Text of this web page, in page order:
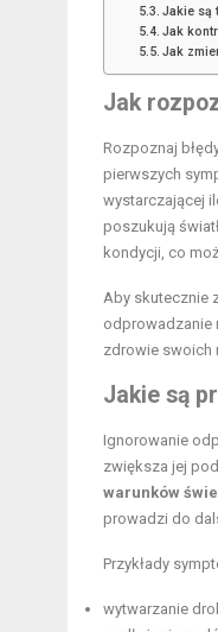
Jakie są
Jak
Jak
Jak
Rozpoznaj
pierwszych
wystarczającej
poszukują
kondycji, co
Aby skutecznie
odprowadzanie
zdrowie swoich
Jakie są
Ignorowanie
zwiększa jej
warunków
prowadzi do
Przykłady
wytwarzanie